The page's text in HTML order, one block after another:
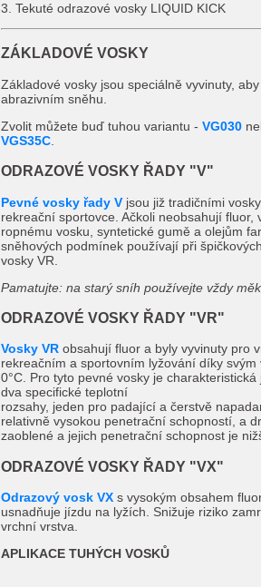
3. Tekuté odrazové vosky LIQUID KICK
ZÁKLADOVÉ VOSKY
Základové vosky jsou speciálně vyvinuty,
abrazivním sněhu.
Zvolit můžete buď tuhou variantu - VG030
VGS35C
ODRAZOVÉ VOSKY ŘADY "V"
Pevné vosky řady V jsou již tradičními
rekreační sportovce. Ačkoli neobsahují
ropnému vosku, syntetické gumě a olejům
sněhových podmínek používají při
vosky VR.
Pamatujte: na starý sníh používejte vždy
ODRAZOVÉ VOSKY ŘADY "VR"
Vosky VR obsahují fluor a byly vyvinuty pro
rekreačním a sportovním lyžování díky
0°C. Pro tyto pevné vosky je
dva specifické teplotní
rozsahy, jeden pro padající a čerstvě
relativně vysokou penetrační schopností, a
zaoblené a jejich penetrační schopnost je
ODRAZOVÉ VOSKY ŘADY "VX"
Odrazový vosk VX s vysokým obsahem
usnadňuje jízdu na lyžích. Snižuje riziko
vrchní vrstva.
APLIKACE TUHÝCH VOSKŮ